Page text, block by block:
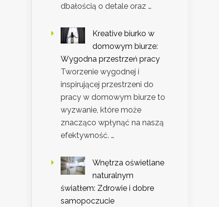
dbałością o detale oraz …
Kreative biurko w
domowym biurze:
Wygodna przestrzeń pracy
Tworzenie wygodnej i
inspirującej przestrzeni do
pracy w domowym biurze to
wyzwanie, które może
znacząco wpłynąć na naszą
efektywność. …
Wnętrza oświetlane
naturalnym
światłem: Zdrowie i dobre
samopoczucie